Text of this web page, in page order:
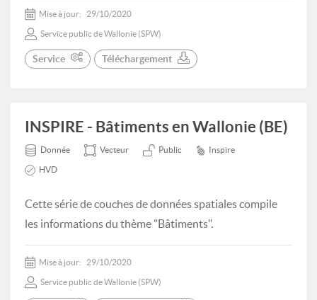
Mise à jour: 29/10/2020
Service public de Wallonie (SPW)
Service Téléchargement
INSPIRE - Bâtiments en Wallonie (BE)
Donnée Vecteur Public Inspire
HVD
Cette série de couches de données spatiales compile
les informations du thème "Bâtiments".
Mise à jour: 29/10/2020
Service public de Wallonie (SPW)